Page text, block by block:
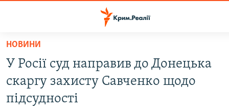
Перейти
основного
матеріалу
Перейти
до
ВОДА.КРИМ
ВІДЕО ТА ФОТО
НОВИНИ
У Росії суд направив до Донецька
скаргу захисту Савченко щодо
підсудності